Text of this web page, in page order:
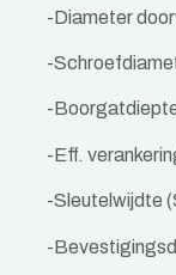
-Diameter
-
-
-Eff.
-Sleutelwijdte
-